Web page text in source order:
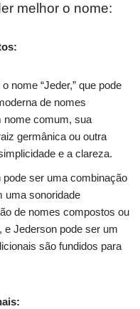
melhor o nome:
nome “Jeder,” que pode
de nomes
nome comum, sua
germânica ou outra
e a clareza.
pode ser uma combinação
uma sonoridade
de nomes compostos ou
e Jederson pode ser um
são fundidos para